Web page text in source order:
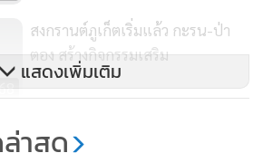
สงกรานต์ภูเก็ตเริ่มแล้ว กะรน-ป่า
ตอง สร้างกิจกรรมเสริม
แสดงเพิ่มเติม
าสุด